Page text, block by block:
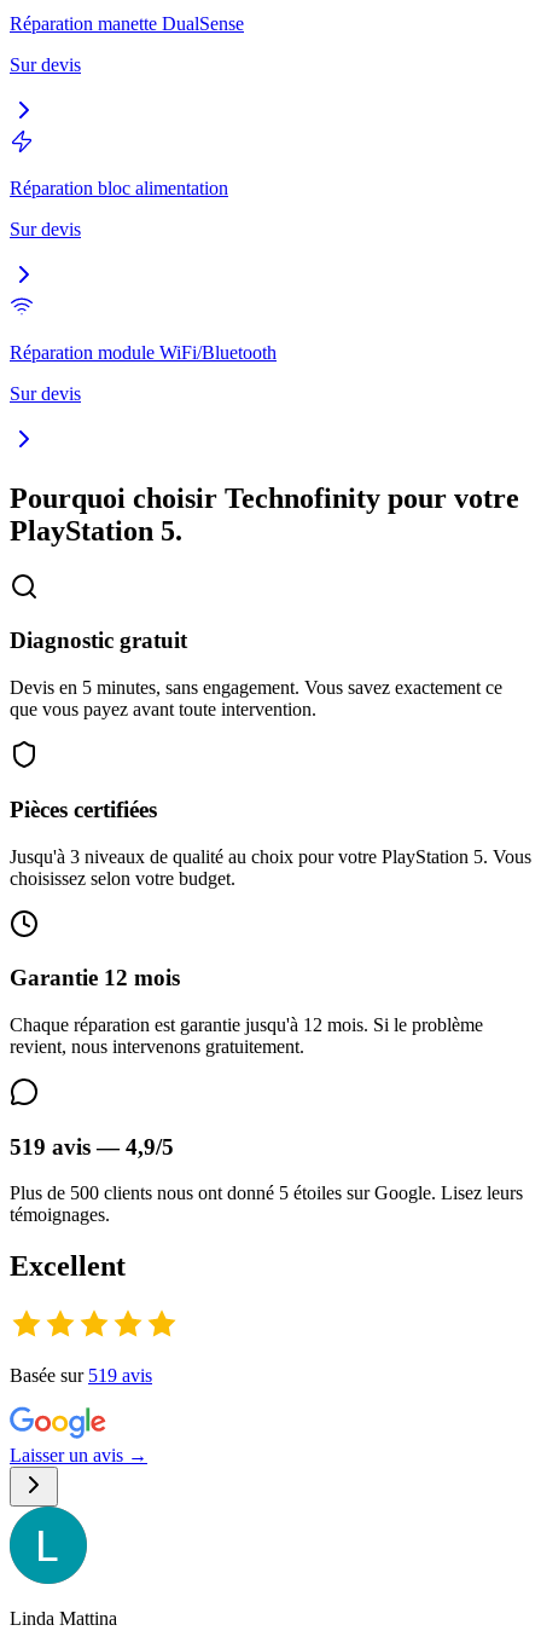
Réparation manette DualSense
Sur devis
Réparation bloc alimentation
Sur devis
Réparation module WiFi/Bluetooth
Sur devis
Pourquoi choisir Technofinity pour votre
PlayStation 5.
Diagnostic gratuit
Devis en 5 minutes, sans engagement. Vous savez exactement ce
que vous payez avant toute intervention.
Pièces certifiées
Jusqu'à 3 niveaux de qualité au choix pour votre PlayStation 5. Vous
choisissez selon votre budget.
Garantie 12 mois
Chaque réparation est garantie jusqu'à 12 mois. Si le problème
revient, nous intervenons gratuitement.
519 avis — 4,9/5
Plus de 500 clients nous ont donné 5 étoiles sur Google. Lisez leurs
témoignages.
Excellent
Basée sur 519 avis
Laisser un avis →
Linda Mattina